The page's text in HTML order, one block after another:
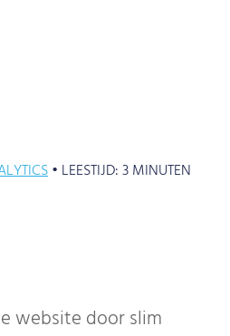
• LEESTIJD:3MINUTEN
website door slim